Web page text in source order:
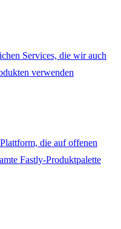
Services, die wir auch
verwenden
die auf offenen
Fastly-Produktpalette